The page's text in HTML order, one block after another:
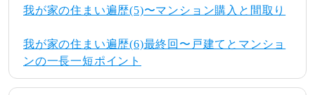
我が家の住まい遍歴(5)〜マンション購入と間取り
我が家の住まい遍歴(6)最終回〜戸建てとマンショ
ンの一長一短ポイント